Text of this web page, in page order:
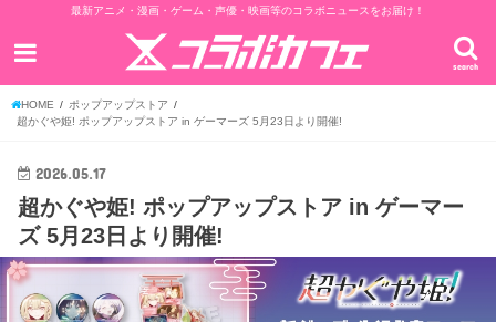
最新アニメ・漫画・ゲーム・声優・映画等のコラボニュースをお届け！
search
HOME
ポップアップストア
超かぐや姫! ポップアップストア in ゲーマーズ 5月23日より開催!
2026.05.17
超かぐや姫! ポップアップストア in ゲーマー
ズ 5月23日より開催!